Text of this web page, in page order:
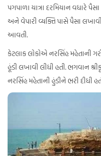
પગપાળા યાત્રા દરમિયાન વધારે
અને વેપારી વ્યક્તિ પાસે પૈસા
આવતી.
કેટલાક લોકોએ નરસિંહ મહેતાની
હૂંડી લખાવી લીધી હતી. ભગવાન
નરસિંહ મહેતાની હુંડીને ભરી દીધી